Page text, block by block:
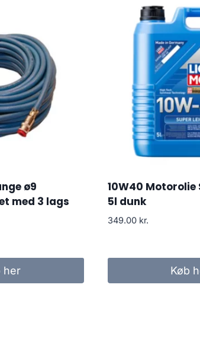
ø9
med 3 lags
her
10W40
5l dunk
349.00 kr.
Køb